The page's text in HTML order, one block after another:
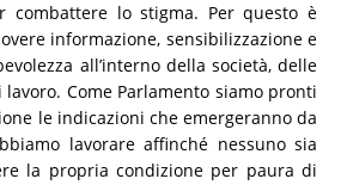
combattere lo stigma. Per questo è
informazione, sensibilizzazione e
all’interno della società, delle
Come Parlamento siamo pronti
le indicazioni che emergeranno da
lavorare affinché nessuno sia
la propria condizione per paura di